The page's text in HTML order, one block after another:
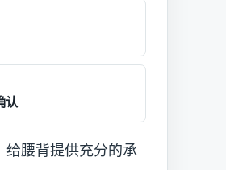
认
给腰背提供充分的承